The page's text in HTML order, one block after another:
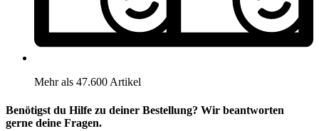
Mehr als 47.600 Artikel
Benötigst du Hilfe zu deiner Bestellung? Wir beantworten
gerne deine Fragen.